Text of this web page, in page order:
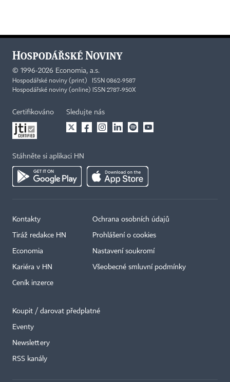
© 1996-2026 Economia, a.s.
Hospodářské noviny (print) ISSN 0862-9587
Hospodářské noviny (online) ISSN 2787-950X
Certifikováno Sledujte nás
Stáhněte si aplikaci HN
Kontakty
Tiráž redakce HN
Economia
Kariéra v HN
Ceník inzerce
Ochrana osobních údajů
Prohlášení o cookies
Nastavení soukromí
Všeobecné smluvní podmínky
Koupit / darovat předplatné
Eventy
Newslettery
RSS kanály